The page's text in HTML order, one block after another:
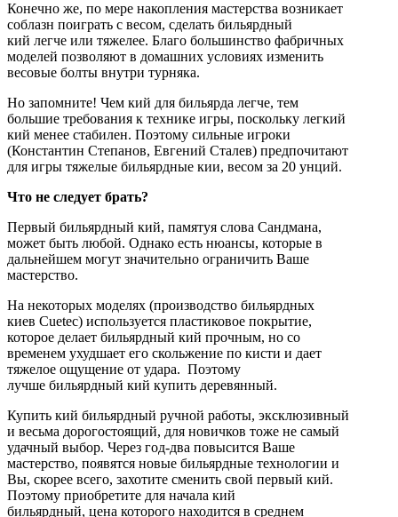
Конечно же, по мере накопления мастерства возникает
соблазн поиграть с весом, сделать бильярдный
кий легче или тяжелее. Благо большинство фабричных
моделей позволяют в домашних условиях изменить
весовые болты внутри турняка.
Но запомните! Чем кий для бильярда легче, тем
большие требования к технике игры, поскольку легкий
кий менее стабилен. Поэтому сильные игроки
(Константин Степанов, Евгений Сталев) предпочитают
для игры тяжелые бильярдные кии, весом за 20 унций.
Что не следует брать?
Первый бильярдный кий, памятуя слова Сандмана,
может быть любой. Однако есть нюансы, которые в
дальнейшем могут значительно ограничить Ваше
мастерство.
На некоторых моделях (производство бильярдных
киев Cuetec) используется пластиковое покрытие,
которое делает бильярдный кий прочным, но со
временем ухудшает его скольжение по кисти и дает
тяжелое ощущение от удара. Поэтому
лучше бильярдный кий купить деревянный.
Купить кий бильярдный ручной работы, эксклюзивный
и весьма дорогостоящий, для новичков тоже не самый
удачный выбор. Через год-два повысится Ваше
мастерство, появятся новые бильярдные технологии и
Вы, скорее всего, захотите сменить свой первый кий.
Поэтому приобретите для начала кий
бильярдный, цена которого находится в среднем